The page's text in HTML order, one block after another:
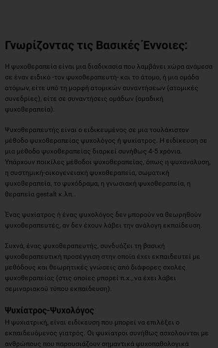
Γνωρίζοντας τις Βασικές Έννοιες:
Η ψυχοθεραπεία είναι μια διαδικασία που λαμβάνει χώρα ανάμεσα
σε έναν ειδικό -τον ψυχοθεραπευτή- και το άτομο, ή μια ομάδα
ατόμων, είτε υπό τη μορφή ατομικών συναντήσεων (ατομικές
συνεδρίες), είτε σε συναντήσεις ομάδων (ομαδική
ψυχοθεραπεία).
Ψυχοθεραπευτής είναι ο ειδικευμένος σε μια τουλάχιστον
μέθοδο ψυχοθεραπείας ψυχολόγος ή ψυχίατρος. Η ειδίκευση σε
μια μέθοδο ψυχοθεραπείας διαρκεί συνήθως 4-5 χρόνια.
Υπάρχουν ποικίλες μέθοδοι ψυχοθεραπείας, όπως η ψυχανάλυση,
η συστημική-οικογενειακή ψυχοθεραπεία, σωματική
ψυχοθεραπεία, το ψυχόδραμα, η γνωσιακή ψυχοθεραπεία, η
θεραπεία gestalt κ.λπ..
Ένας ψυχίατρος ή ένας ψυχολόγος δεν μπορούν να θεωρηθούν
ψυχοθεραπευτές, αν δεν έχουν λάβει την ανάλογη εκπαίδευση.
Συχνά, ένας ψυχοθεραπευτής, συνδυάζει τη βασική
ψυχοθεραπευτική προσέγγιση στην οποία έχει εκπαιδευτεί με
μεθόδους και θεωρητικές γνώσεις από διάφορες σχολές
ψυχοθεραπείας (στις οποίες μπορεί π.χ., να έχει λάβει
σεμιναριακού τύπου εκπαίδευση).
Ψυχίατρος-Ψυχολόγος
Η ψυχιατρική, είναι ειδίκευση που μπορεί να επιλέξει ο
εκπαιδευόμενος γιατρός. Οι ψυχίατροι συνήθως ασχολούνται με
ανθρώπους που παρουσιάζουν σημαντικά ψυχοπαθολογικά